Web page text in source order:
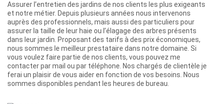
Assurer l’entretien des jardins de nos clients les plus exigeants
et notre métier. Depuis plusieurs années nous intervenons
auprès des professionnels, mais aussi des particuliers pour
assurer la taille de leur haie ou l’élagage des arbres présents
dans leur jardin. Proposant des tarifs à des prix économiques,
nous sommes le meilleur prestataire dans notre domaine. Si
vous voulez faire partie de nos clients, vous pouvez me
contacter par mail ou par téléphone. Nos chargés de clientèle je
ferai un plaisir de vous aider en fonction de vos besoins. Nous
sommes disponibles pendant les heures de bureau.